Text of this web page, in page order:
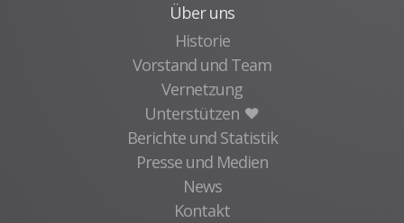
Über uns
Historie
Vorstand und Team
Vernetzung
Unterstützen
Berichte und Statistik
Presse und Medien
News
Kontakt